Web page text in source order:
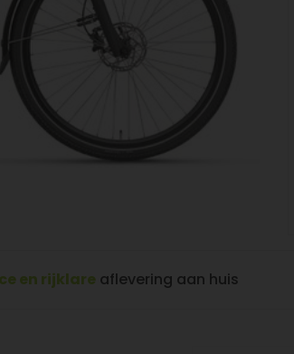
en rijklare aflevering aan huis